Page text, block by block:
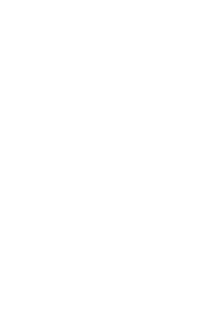
pada tahun 2018.